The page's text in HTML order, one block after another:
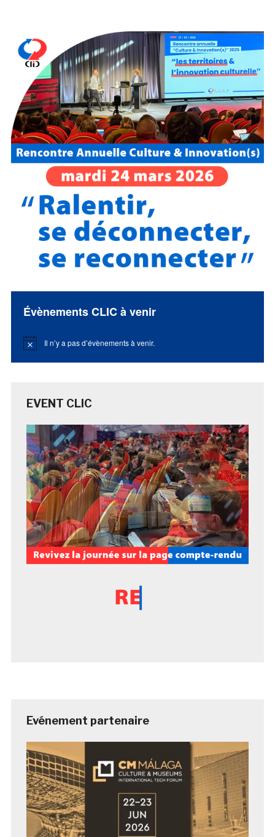
Évènements CLIC à venir
Notice Il n’y a pas d’évènements à venir.
EVENT CLIC
Evénement partenaire